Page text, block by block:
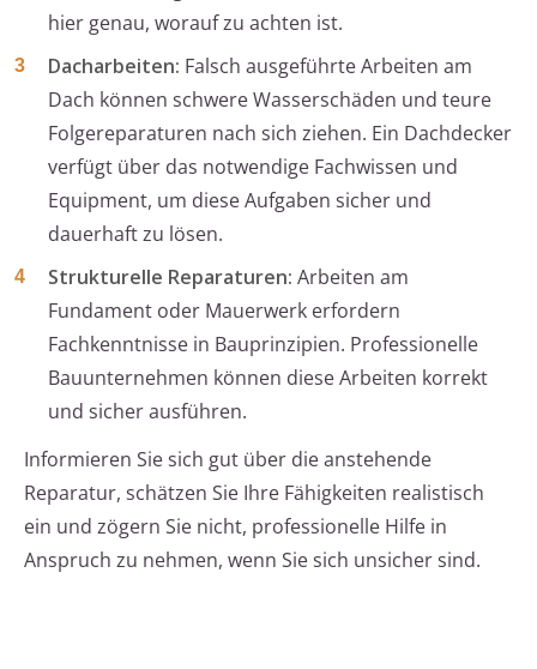
hier genau, worauf zu achten ist.
Dacharbeiten: Falsch ausgeführte Arbeiten am
Dach können schwere Wasserschäden und teure
Folgereparaturen nach sich ziehen. Ein Dachdecker
verfügt über das notwendige Fachwissen und
Equipment, um diese Aufgaben sicher und
dauerhaft zu lösen.
Strukturelle Reparaturen: Arbeiten am
Fundament oder Mauerwerk erfordern
Fachkenntnisse in Bauprinzipien. Professionelle
Bauunternehmen können diese Arbeiten korrekt
und sicher ausführen.
Informieren Sie sich gut über die anstehende
Reparatur, schätzen Sie Ihre Fähigkeiten realistisch
ein und zögern Sie nicht, professionelle Hilfe in
Anspruch zu nehmen, wenn Sie sich unsicher sind.